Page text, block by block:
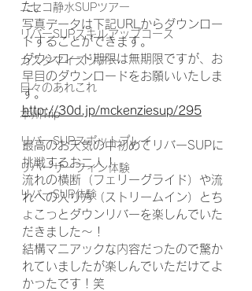
ニセコ静水SUPツアー
リバーSUPスキルアップコース
カスタマイズツアー
日々のあれこれ
本州Trip
リバーSUPスポットプレイ
リバーサーフィン体験
リバーSUP体験
た。
写真データは下記URLからダウンロー
ドすることができます。
ダウンロード期限は無期限ですが、お
早目のダウンロードをお願いいたしま
す。
http://30d.jp/mckenziesup/295
最高のお天気の中初めてリバーSUPに
挑戦するお二人！
流れの横断（フェリーグライド）や流
れへの入り方（ストリームイン）とち
ょこっとダウンリバーを楽しんでいた
だきました〜！
結構マニアックな内容だったので驚か
れていましたが楽しんでいただけてよ
かったです！笑